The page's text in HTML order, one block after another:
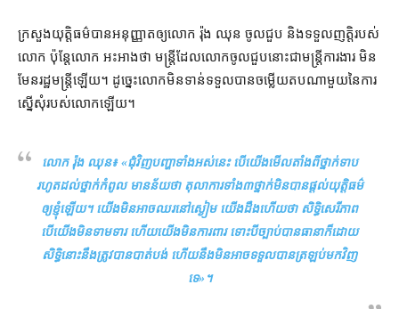
ក្រសួងយុត្តិធម៌​បាន​អនុញ្ញាត​ឲ្យ​លោក រ៉ុង ឈុន ចូល​ជួប និង​ទទួល​ញត្តិ​របស់​
លោក ប៉ុន្តែ​លោក អះអាង​ថា មន្ត្រី​ដែល​លោក​ចូល​ជួប​នោះ​ជា​មន្ត្រី​ការងារ មិន​
មែន​រដ្ឋមន្ត្រី​ឡើយ។ ដូច្នេះ​លោក​មិនទាន់​ទទួល​បាន​ចម្លើយ​តប​ណាមួយ​នៃ​ការ​
ស្នើសុំ​របស់​លោក​ឡើយ។
លោក រ៉ុង ឈុន៖ «ជុំវិញ​បញ្ហា​ទាំងអស់​នេះ បើ​យើង​មើល​តាំងពី​ថ្នាក់ទាប​
រហូតដល់​ថ្នាក់​កំពូល មាន​ន័យថា តុលាការ​ទាំង​៣​ថ្នាក់​មិនបាន​ផ្តល់​យុត្តិធម៌​
ឲ្យ​ខ្ញុំ​ឡើយ។ យើង​មិនអាច​ឈរ​នៅ​ស្ងៀម យើង​ដឹង​ហើយ​ថា សិទ្ធិ​សេរីភាព​
បើ​យើង​មិន​ទាមទារ ហើយ​យើង​មិន​ការពារ ទោះបី​ច្បាប់​បាន​ធានា​ក៏ដោយ
សិទ្ធិ​នោះ​នឹង​ត្រូវ​បាន​បាត់បង់ ហើយនឹង​មិនអាច​ទទួល​បាន​ត្រឡប់មកវិញ​
ទេ»។